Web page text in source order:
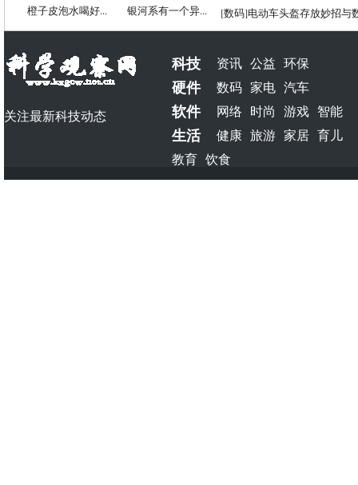
橙子皮泡水喝好... 银河系有一个异...
[数码]电动车头盔存放妙招与
关注最新科技动态
科技 资讯 公益 环保
硬件 数码 家电 汽车
软件 网络 时尚 游戏 智能
生活 健康 旅游 家居 育儿
教育 饮食